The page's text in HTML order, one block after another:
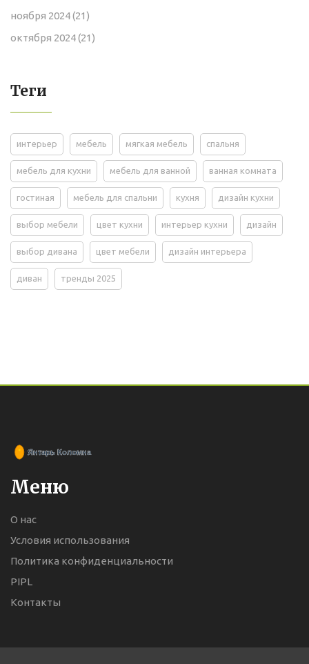
ноября 2024(21)
октября 2024(21)
Теги
интерьер мебель мягкая мебель спальня
мебель для кухни мебель для ванной ванная комната
гостиная мебель для спальни кухня дизайн кухни
выбор мебели цвет кухни интерьер кухни дизайн
выбор дивана цвет мебели дизайн интерьера
диван тренды 2025
Меню
О нас
Условия использования
Политика конфиденциальности
PIPL
Контакты